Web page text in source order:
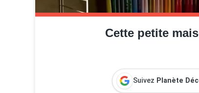
Cette petite
Suivez Planète